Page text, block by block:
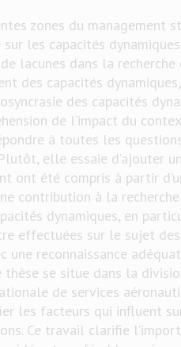
zones du management
les capacités
lacunes dans la recherche
des capacités
des capacités
de l’impact du
à toutes les
elle essaie d’ajouter
ont été compris à partir
contribution à la
dynamiques, en
effectuées sur le sujet
une reconnaissance
se situe dans la
de services
les facteurs qui influent
Ce travail clarifie